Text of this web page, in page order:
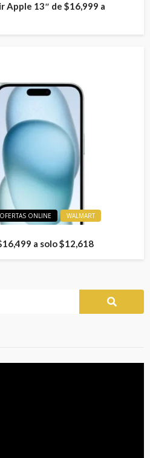
Apple 13″ de $16,999 a
OFERTAS ONLINE WALMART
a solo $12,618